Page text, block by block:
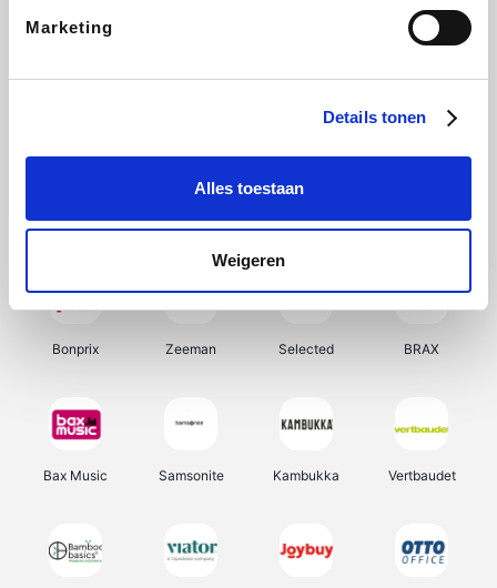
Marketing
Details tonen
Alles toestaan
Weigeren
My Jewellery Tennis Point Samsung Delonghi
Bonprix Zeeman Selected BRAX
Bax Music Samsonite Kambukka Vertbaudet